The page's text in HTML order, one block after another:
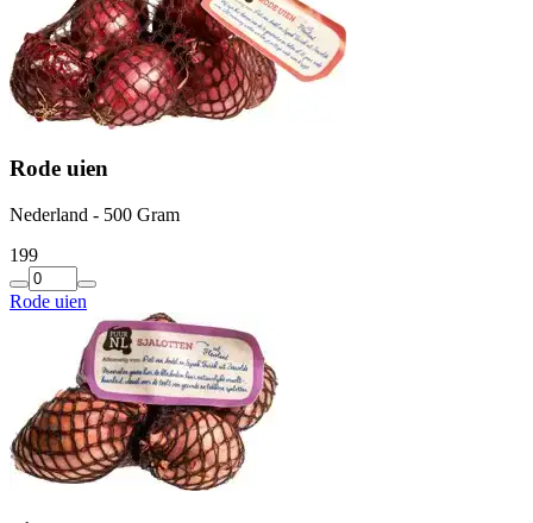
Rode uien
Nederland - 500 Gram
199
Rode uien